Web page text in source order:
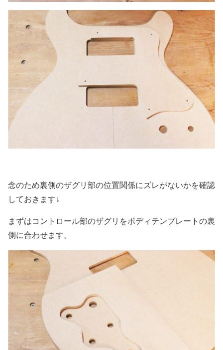
念のため裏側のザグリ部の位置関係にズレがないかを確認
しておきます↓
まずはコントロール部のザグリをボディテンプレートの裏
側に合わせます。